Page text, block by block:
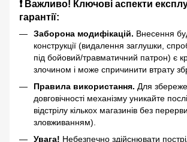
❗ Важливо! Ключові аспекти
гарантії:
Заборона модифікацій. Внесення
конструкції (видалення заглушки,
під бойовий/травматичний патрон) є
злочином і може спричинити втрату
Правила використання. Для
довговічності механізму уникайте
відстрілу кількох магазинів без
зловживанням).
Увага! Небезпечно здійснювати